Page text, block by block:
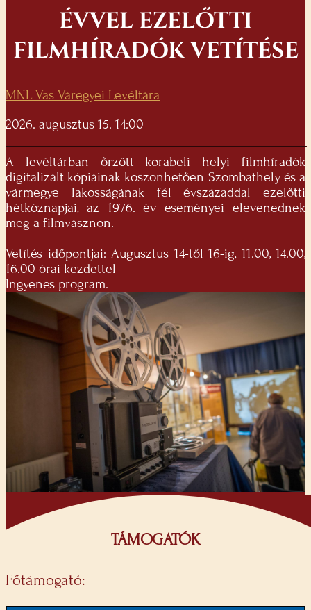
ÉVVEL EZELŐTTI
FILMHÍRADÓK VETÍTÉSE
MNL Vas Váregyei Levéltára
2026. augusztus 15. 14:00
A levéltárban őrzött korabeli helyi filmhíradók
digitalizált kópiáinak köszönhetően Szombathely és a
vármegye lakosságának fél évszázaddal ezelőtti
hétköznapjai, az 1976. év eseményei elevenednek
meg a filmvásznon.
Vetítés időpontjai: Augusztus 14-től 16-ig, 11.00, 14.00,
16.00 órai kezdettel
Ingyenes program.
TÁMOGATÓK
Főtámogató: